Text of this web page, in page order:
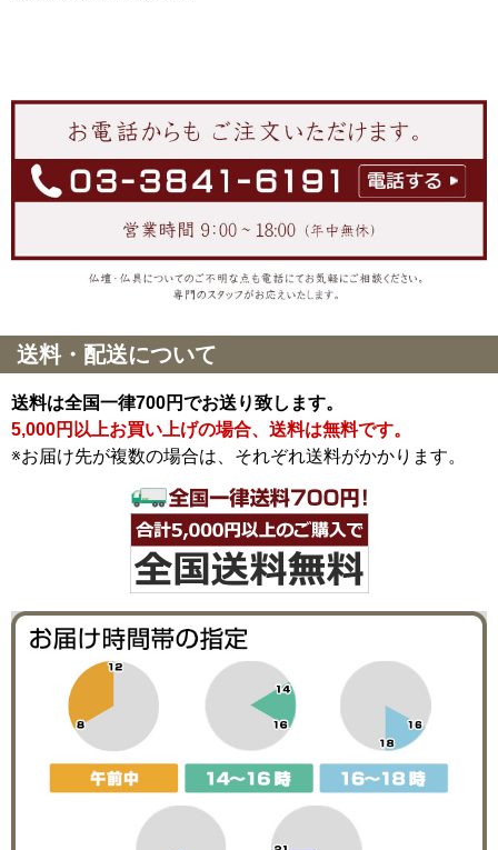
送料・配送について
送料は全国一律700円でお送り致します。
5,000円以上お買い上げの場合、送料は無料です。
※お届け先が複数の場合は、それぞれ送料がかかります。